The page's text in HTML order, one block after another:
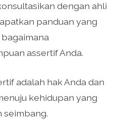
dengan ahli
panduan yang
assertif Anda.
adalah hak Anda dan
kehidupan yang
seimbang.